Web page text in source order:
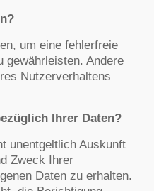
um eine fehlerfreie
gewährleisten. Andere
Nutzerverhaltens
Ihrer Daten?
unentgeltlich Auskunft
Zweck Ihrer
Daten zu erhalten.